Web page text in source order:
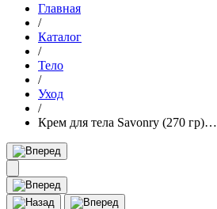
Главная
/
Каталог
/
Тело
/
Уход
/
Крем для тела Savonry (270 гр)…